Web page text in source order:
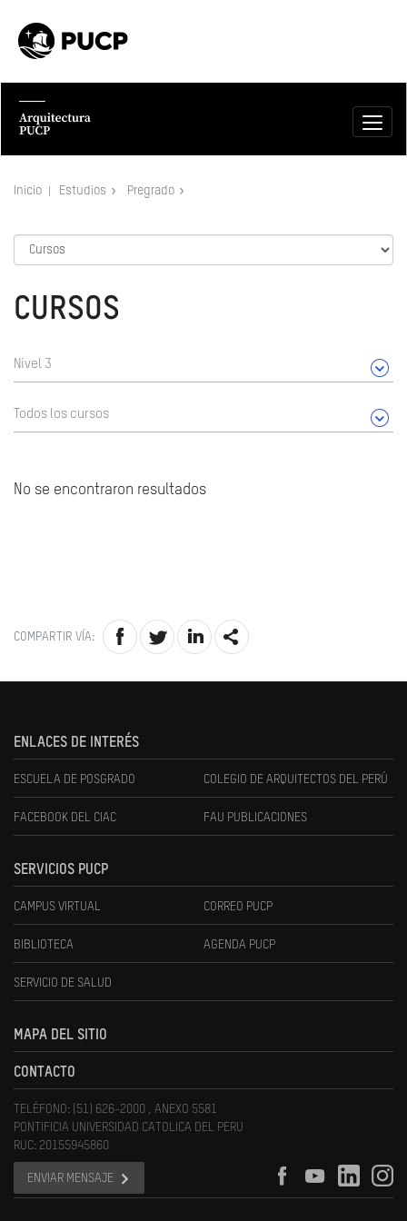
Inicio Estudios Pregrado
CURSOS
Nivel 3
Todos los cursos
No se encontraron resultados
COMPARTIR VÍA:
ENLACES DE INTERÉS
ESCUELA DE POSGRADO COLEGIO DE ARQUITECTOS DEL PERÚ
FACEBOOK DEL CIAC FAU PUBLICACIONES
SERVICIOS PUCP
CAMPUS VIRTUAL CORREO PUCP
BIBLIOTECA AGENDA PUCP
SERVICIO DE SALUD
MAPA DEL SITIO
CONTACTO
TELÉFONO: (51) 626-2000 , ANEXO 5581
PONTIFICIA UNIVERSIDAD CATOLICA DEL PERU
RUC: 20155945860
ENVIAR MENSAJE